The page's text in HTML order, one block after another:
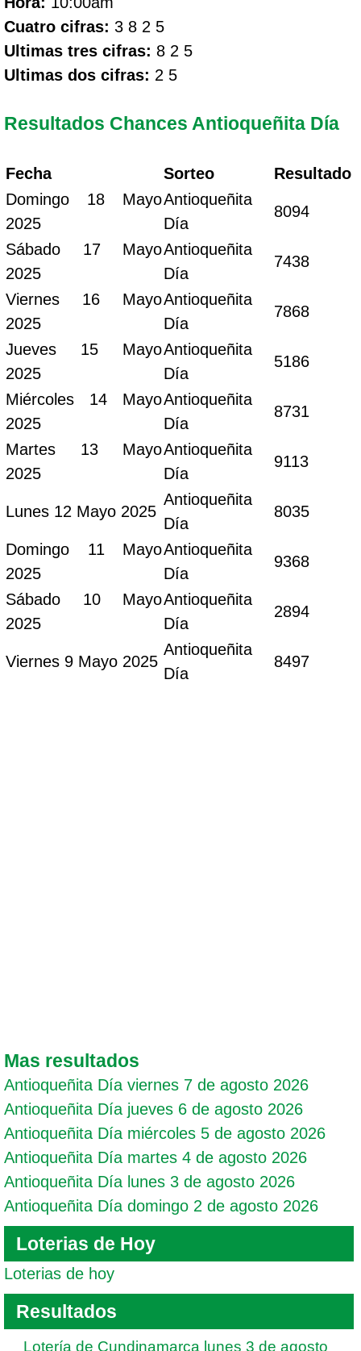
Cuatro cifras: 3 8 2 5
Ultimas tres cifras: 8 2 5
Ultimas dos cifras: 2 5
Resultados Chances Antioqueñita Día
Fecha Sorteo
Resultado
Domingo 18 Mayo
2025
Antioqueñita
Día
8094
Sábado 17 Mayo
2025
Antioqueñita
Día
7438
Viernes 16 Mayo
2025
Antioqueñita
Día
7868
Jueves 15 Mayo
2025
Antioqueñita
Día
5186
Miércoles 14 Mayo
2025
Antioqueñita
Día
8731
Martes 13 Mayo
2025
Antioqueñita
Día
9113
Lunes 12 Mayo 2025
Antioqueñita
Día
8035
Domingo 11 Mayo
2025
Antioqueñita
Día
9368
Sábado 10 Mayo
2025
Antioqueñita
Día
2894
Viernes 9 Mayo 2025
Antioqueñita
Día
8497
Mas resultados
Antioqueñita Día viernes 7 de agosto 2026
Antioqueñita Día jueves 6 de agosto 2026
Antioqueñita Día miércoles 5 de agosto 2026
Antioqueñita Día martes 4 de agosto 2026
Antioqueñita Día lunes 3 de agosto 2026
Antioqueñita Día domingo 2 de agosto 2026
Loterias de Hoy
Loterias de hoy
Resultados
Lotería de Cundinamarca lunes 3 de agosto